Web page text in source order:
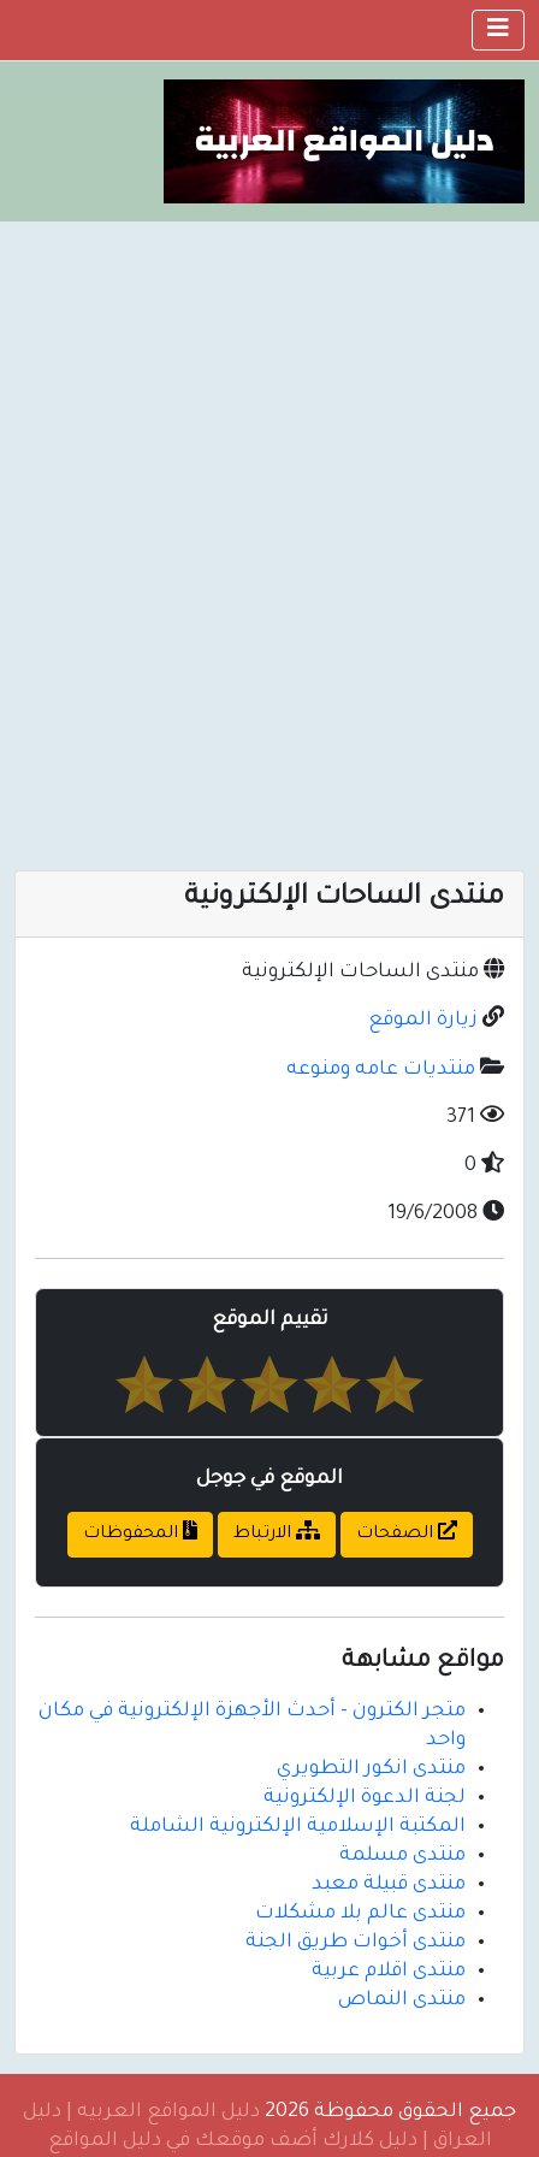
منتدى الساحات الإلكترونية
منتدى الساحات الإلكترونية
زيارة الموقع
منتديات عامه ومنوعه
تقييم الموقع
الموقع في جوجل
الصفحات الارتباط المحفوظات
مواقع مشابهة
متجر الكترون - أحدث الأجهزة الإلكترونية في مكان
واحد
منتدى انكور التطويري
لجنة الدعوة الإلكترونية
المكتبة الإسلامية الإلكترونية الشاملة
منتدى مسلمة
منتدى قبيلة معبد
منتدى عالم بلا مشكلات
منتدى أخوات طريق الجنة
منتدى اقلام عربية
منتدى النماص
جميع الحقوق محفوظة 2026
دليل المواقع العربيه | دليل
العراق | دليل كلارك أضف موقعك في دليل المواقع